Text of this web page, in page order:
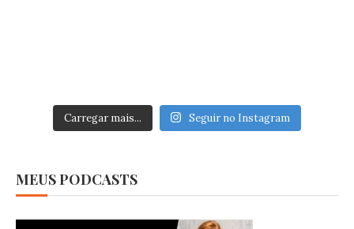
Carregar mais... Seguir no Instagram
MEUS PODCASTS